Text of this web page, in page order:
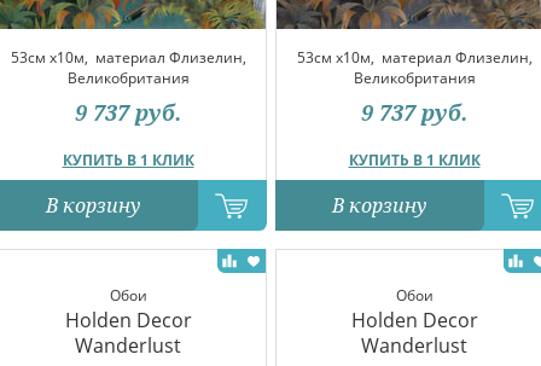
53см x10м, материал Флизелин,
Великобритания
КУПИТЬ В 1 КЛИК
9 737 руб.
В корзину
53см x10м, материал Флизелин,
Великобритания
КУПИТЬ В 1 КЛИК
9 737 руб.
В корзину
Обои
Holden Decor
Wanderlust
Обои
Holden Decor
Wanderlust